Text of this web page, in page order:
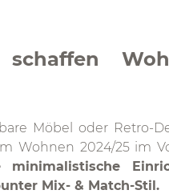
Möbel oder Retro-
Wohnen 2024/25 im
minimalistische
Mix- & Match-Stil.